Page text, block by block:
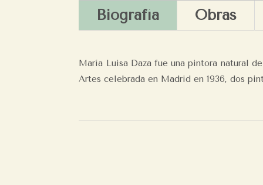
Biografía Obras
María Luisa Daza fue una pintora natural
Artes celebrada en Madrid en 1936, dos